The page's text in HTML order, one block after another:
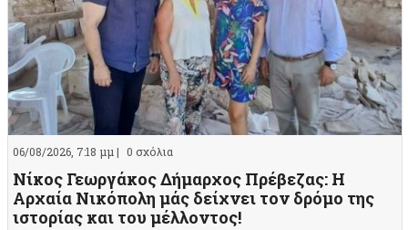
06/08/2026, 7:18 μμ | 0 σχόλια
Νίκος Γεωργάκος Δήμαρχος Πρέβεζας: Η
Αρχαία Νικόπολη μάς δείχνει τον δρόμο της
ιστορίας και του μέλλοντος!